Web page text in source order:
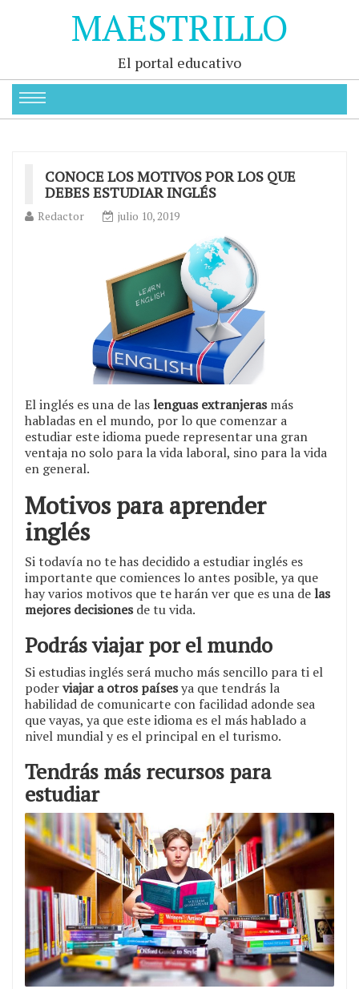
MAESTRILLO
El portal educativo
CONOCE LOS MOTIVOS POR LOS QUE
DEBES ESTUDIAR INGLÉS
Redactor julio 10, 2019
El inglés es una de laslenguas extranjerasmás
habladas en el mundo, por lo que comenzar a
estudiar este idioma puede representar una gran
ventaja no solo para la vida laboral, sino para la vida
en general.
Motivos para aprender
inglés
Si todavía no te has decidido a estudiar inglés es
importante que comiences lo antes posible, ya que
hay varios motivos que te harán ver que es una delas
mejores decisionesde tu vida.
Podrás viajar por el mundo
Si estudias inglés será mucho más sencillo para ti el
poderviajar a otros paísesya que tendrás la
habilidad de comunicarte con facilidad adonde sea
que vayas, ya que este idioma es el más hablado a
nivel mundial y es el principal en el turismo.
Tendrás más recursos para
estudiar